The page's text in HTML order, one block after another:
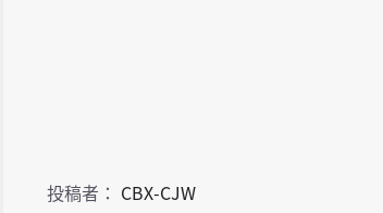
投稿者： CBX-CJW